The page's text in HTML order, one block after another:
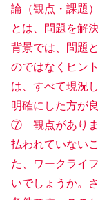
論（観点・課題
とは、問題を解
背景では、問題
のではなくヒン
は、すべて現況
明確にした方が
⑦ 観点がありま
払われていない
た、ワークライ
いでしょうか。